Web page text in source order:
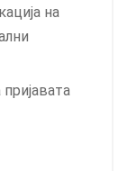
на